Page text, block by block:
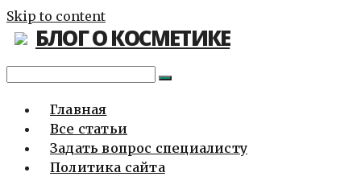
Skip to content
БЛОГ О КОСМЕТИКЕ
Главная
Все статьи
Задать вопрос специалисту
Политика сайта